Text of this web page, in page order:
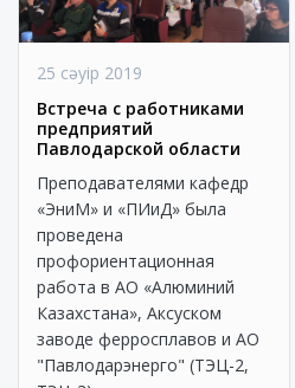
25 сәуір 2019
Встреча с работниками
предприятий
Павлодарской области
Преподавателями кафедр
«ЭниМ» и «ПИиД» была
проведена
профориентационная
работа в АО «Алюминий
Казахстана», Аксуском
заводе ферросплавов и АО
"Павлодарэнерго" (ТЭЦ-2,